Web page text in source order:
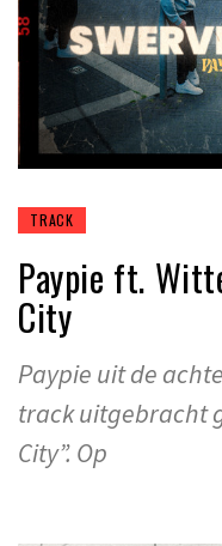
TRACK
Paypie ft.
City
Paypie uit de
track uitgebracht
City”. Op